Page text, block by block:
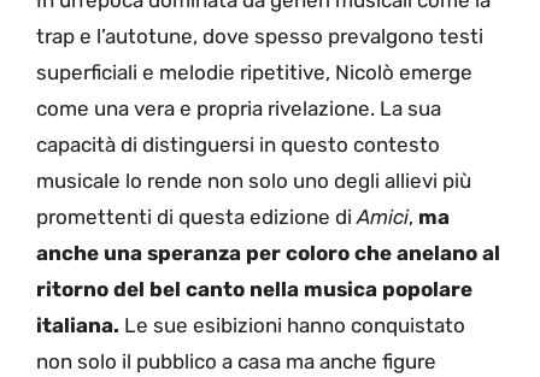
trap e l’autotune, dove spesso prevalgono testi
superficiali e melodie ripetitive, Nicolò emerge
come una vera e propria rivelazione. La sua
capacità di distinguersi in questo contesto
musicale lo rende non solo uno degli allievi più
promettenti di questa edizione di Amici, ma
anche una speranza per coloro che anelano al
ritorno del bel canto nella musica popolare
italiana. Le sue esibizioni hanno conquistato
non solo il pubblico a casa ma anche figure